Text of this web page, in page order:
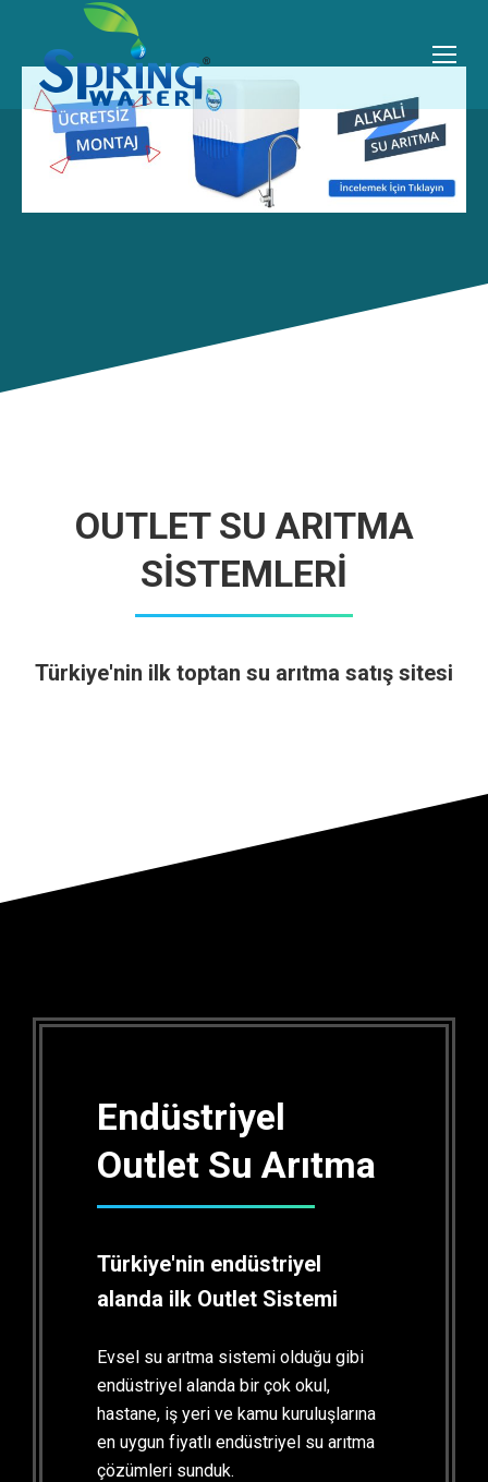
OUTLET SU ARITMA
SİSTEMLERİ
Türkiye'nin ilk toptan su arıtma satış sitesi
Endüstriyel
Outlet Su Arıtma
Türkiye'nin endüstriyel
alanda ilk Outlet Sistemi
Evsel su arıtma sistemi olduğu gibi
endüstriyel alanda bir çok okul,
hastane, iş yeri ve kamu kuruluşlarına
en uygun fiyatlı endüstriyel su arıtma
çözümleri sunduk.